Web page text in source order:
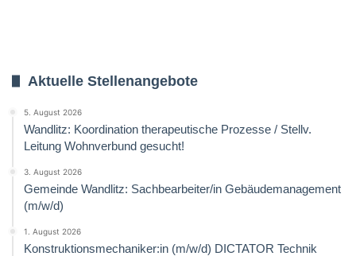
Aktuelle Stellenangebote
5. August 2026
Wandlitz: Koordination therapeutische Prozesse / Stellv.
Leitung Wohnverbund gesucht!
3. August 2026
Gemeinde Wandlitz: Sachbearbeiter/in Gebäudemanagement
(m/w/d)
1. August 2026
Konstruktionsmechaniker:in (m/w/d) DICTATOR Technik